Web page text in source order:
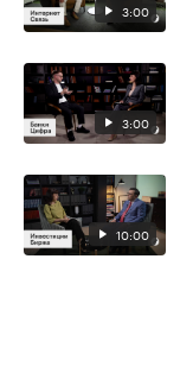
3:00
3:00
10:00